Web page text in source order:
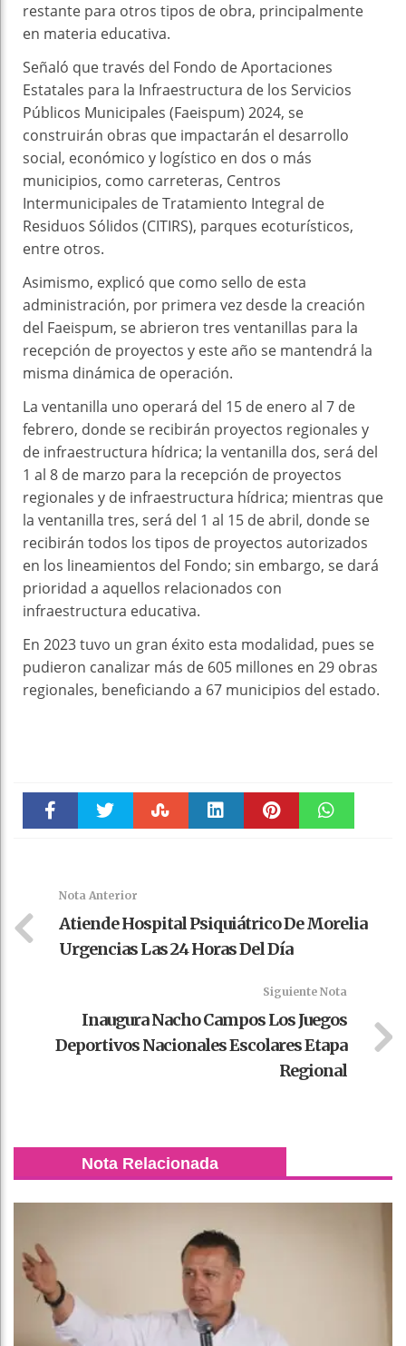
restante para otros tipos de obra, principalmente
en materia educativa.
Señaló que través del Fondo de Aportaciones
Estatales para la Infraestructura de los Servicios
Públicos Municipales (Faeispum) 2024, se
construirán obras que impactarán el desarrollo
social, económico y logístico en dos o más
municipios, como carreteras, Centros
Intermunicipales de Tratamiento Integral de
Residuos Sólidos (CITIRS), parques ecoturísticos,
entre otros.
Asimismo, explicó que como sello de esta
administración, por primera vez desde la creación
del Faeispum, se abrieron tres ventanillas para la
recepción de proyectos y este año se mantendrá la
misma dinámica de operación.
La ventanilla uno operará del 15 de enero al 7 de
febrero, donde se recibirán proyectos regionales y
de infraestructura hídrica; la ventanilla dos, será del
1 al 8 de marzo para la recepción de proyectos
regionales y de infraestructura hídrica; mientras que
la ventanilla tres, será del 1 al 15 de abril, donde se
recibirán todos los tipos de proyectos autorizados
en los lineamientos del Fondo; sin embargo, se dará
prioridad a aquellos relacionados con
infraestructura educativa.
En 2023 tuvo un gran éxito esta modalidad, pues se
pudieron canalizar más de 605 millones en 29 obras
regionales, beneficiando a 67 municipios del estado.
Nota Anterior
Atiende Hospital Psiquiátrico De Morelia
Urgencias Las 24 Horas Del Día
Siguiente Nota
Inaugura Nacho Campos Los Juegos
Deportivos Nacionales Escolares Etapa
Regional
Nota Relacionada